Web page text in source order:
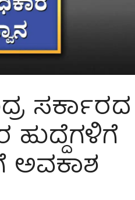
ಸರ್ಕಾರದ
ಅವಕಾಶ